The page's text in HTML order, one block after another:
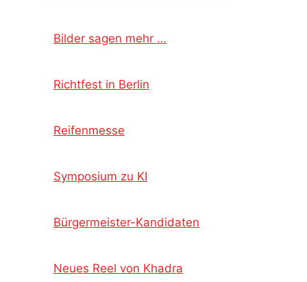
Bilder sagen mehr …
Richtfest in Berlin
Reifenmesse
Symposium zu KI
Bürgermeister-Kandidaten
Neues Reel von Khadra